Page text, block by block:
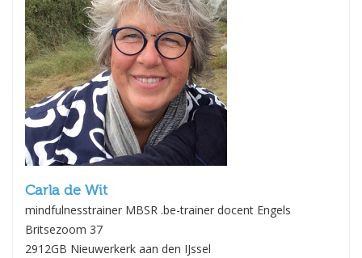
Carla de Wit
mindfulnesstrainer MBSR .be-trainer docent Engels
Britsezoom 37
2912GB Nieuwerkerk aan den IJssel